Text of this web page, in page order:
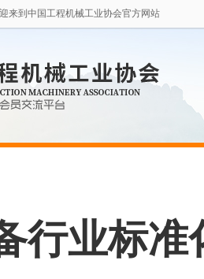
来到中国工程机械工业协会官方网站
行业标